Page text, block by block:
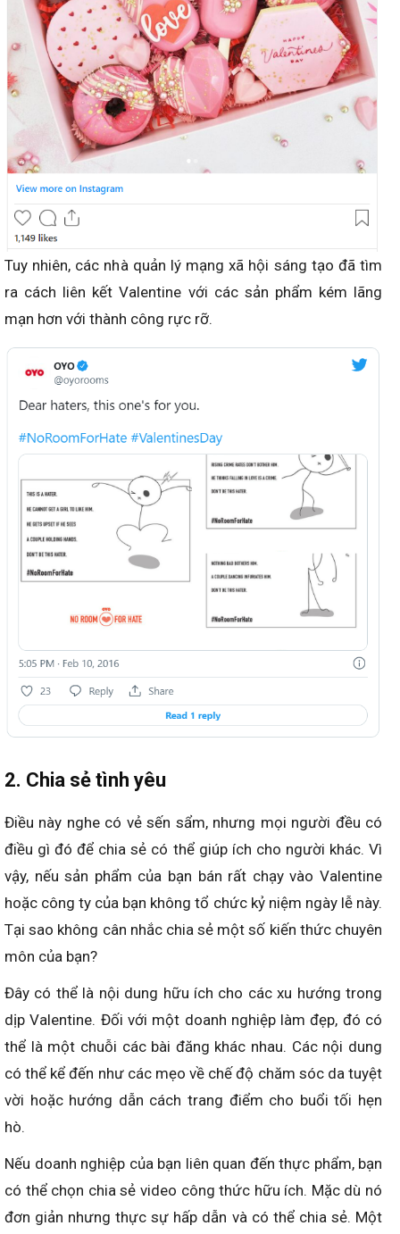
Tuy nhiên, các nhà quản lý mạng xã hội sáng tạo đã tìm
ra cách liên kết Valentine với các sản phẩm kém lãng
mạn hơn với thành công rực rỡ.
2. Chia sẻ tình yêu
Điều này nghe có vẻ sến sẩm, nhưng mọi người đều có
điều gì đó để chia sẻ có thể giúp ích cho người khác. Vì
vậy, nếu sản phẩm của bạn bán rất chạy vào Valentine
hoặc công ty của bạn không tổ chức kỷ niệm ngày lễ này.
Tại sao không cân nhắc chia sẻ một số kiến thức chuyên
môn của bạn?
Đây có thể là nội dung hữu ích cho các xu hướng trong
dịp Valentine. Đối với một doanh nghiệp làm đẹp, đó có
thể là một chuỗi các bài đăng khác nhau. Các nội dung
có thể kể đến như các mẹo về chế độ chăm sóc da tuyệt
vời hoặc hướng dẫn cách trang điểm cho buổi tối hẹn
hò.
Nếu doanh nghiệp của bạn liên quan đến thực phẩm, bạn
có thể chọn chia sẻ video công thức hữu ích. Mặc dù nó
đơn giản nhưng thực sự hấp dẫn và có thể chia sẻ. Một